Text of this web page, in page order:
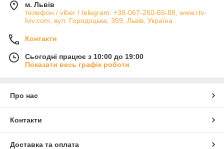
м. Львів
телефон / viber / telegram: +38-067-260-65-88, www.rtv-
lviv.com, вул. Городоцька, 359, Львів, Україна
Контакти
Сьогодні працює з 10:00 до 19:00
Показати весь графік роботи
Про нас
Контакти
Доставка та оплата